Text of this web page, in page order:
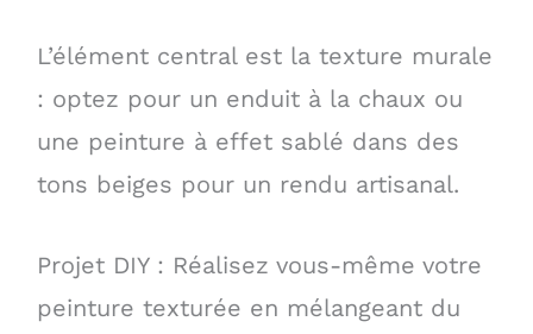
L’élément central est la texture murale
: optez pour un enduit à la chaux ou
une peinture à effet sablé dans des
tons beiges pour un rendu artisanal.
Projet DIY : Réalisez vous-même votre
peinture texturée en mélangeant du